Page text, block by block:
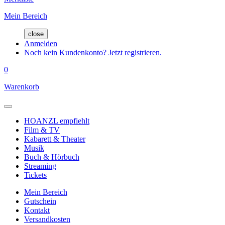
Mein Bereich
close
Anmelden
Noch kein Kundenkonto? Jetzt registrieren.
0
Warenkorb
HOANZL empfiehlt
Film & TV
Kabarett & Theater
Musik
Buch & Hörbuch
Streaming
Tickets
Mein Bereich
Gutschein
Kontakt
Versandkosten